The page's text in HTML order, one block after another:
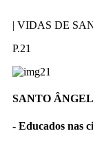
| VIDAS DE
P.21
SANTO
- Educados nas